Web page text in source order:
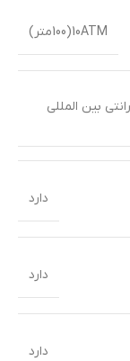
10ATM(100متر)
بین المللی
دارد
دارد
دارد